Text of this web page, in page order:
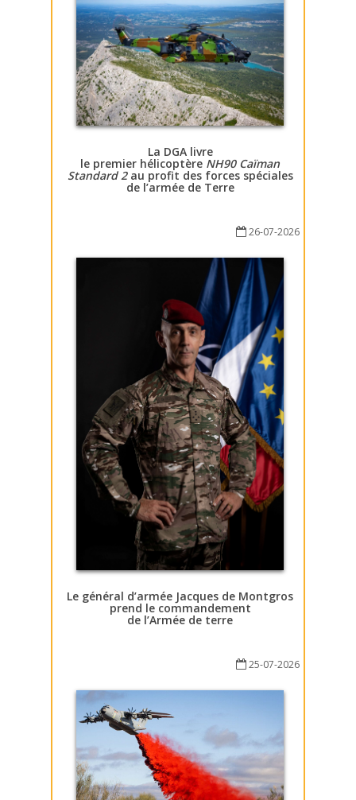
La DGA livre
le premier hélicoptère NH90 Caïman
Standard 2au profit des forces spéciales
de l’armée de Terre
26-07-2026
Le général d’armée Jacques de Montgros
prend le commandement
de l’Armée de terre
25-07-2026